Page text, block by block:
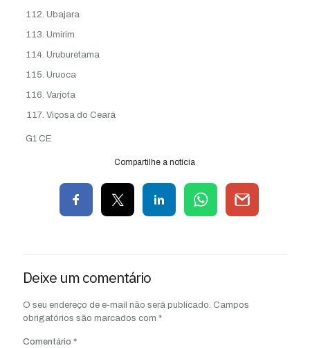
Ubajara
Umirim
Uruburetama
Uruoca
Varjota
Viçosa do Ceará
G1 CE
Compartilhe a notícia
Deixe um comentário
O seu endereço de e-mail não será publicado. Campos
obrigatórios são marcados com *
Comentário *